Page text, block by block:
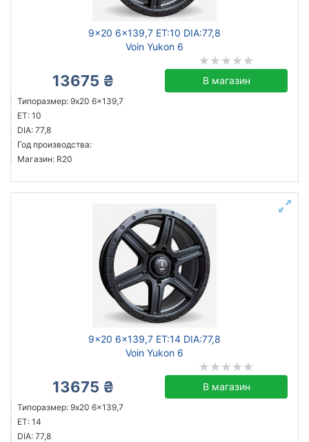
9x20 6x139,7 ET:10 DIA:77,8
Voin Yukon 6
13675 ₴ В магазин
Типоразмер: 9x20 6x139,7
ET: 10
DIA: 77,8
Год производства:
Магазин: R20
9x20 6x139,7 ET:14 DIA:77,8
Voin Yukon 6
13675 ₴ В магазин
Типоразмер: 9x20 6x139,7
ET: 14
DIA: 77,8